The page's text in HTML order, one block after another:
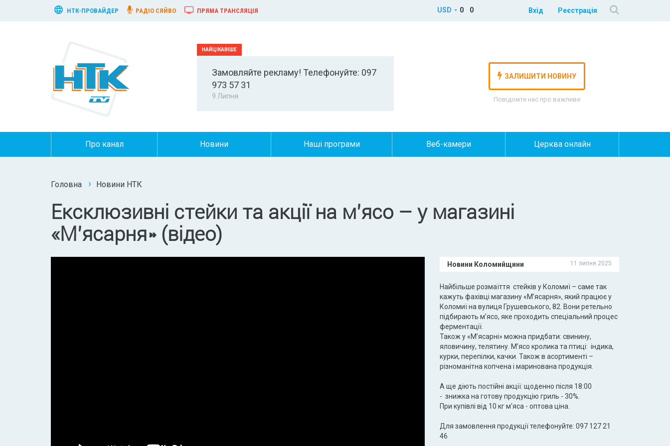
НТК-ПРОВАЙДЕР РАДІО СЯЙВО ПРЯМА ТРАНСЛЯЦІЯ USD 0 0 Вхід Реєстрація
Замовляйте рекламу! Телефонуйте: 097
973 57 31
9 Липня
ЗАЛИШИТИ НОВИНУ
Повідомте нас про важливе
Про канал Новини Наші програми Веб-камери Церква онлайн
Головна Новини НТК
Ексклюзивні стейки та акції на м’ясо – у магазині
«М’ясарня» (відео)
Новини Коломийщини 11 липня 2025
Найбільше розмаїття стейків у Коломиї – саме так
кажуть фахівці магазину «М’ясарня», який працює у
Коломиї на вулиця Грушевського, 82. Вони ретельно
підбирають м’ясо, яке проходить спеціальний процес
ферментації.
Також у «М’ясарні» можна придбати: свинину,
яловичину, телятину. М’ясо кролика та птиці: індика,
курки, перепілки, качки. Також в асортименті –
різноманітна копчена і маринована продукція.
А ще діють постійні акції: щоденно після 18:00
- знижка на готову продукцію гриль - 30%.
При купівлі від 10 кг м'яса - оптова ціна.
Для замовлення продукції телефонуйте: 097 127 21
46